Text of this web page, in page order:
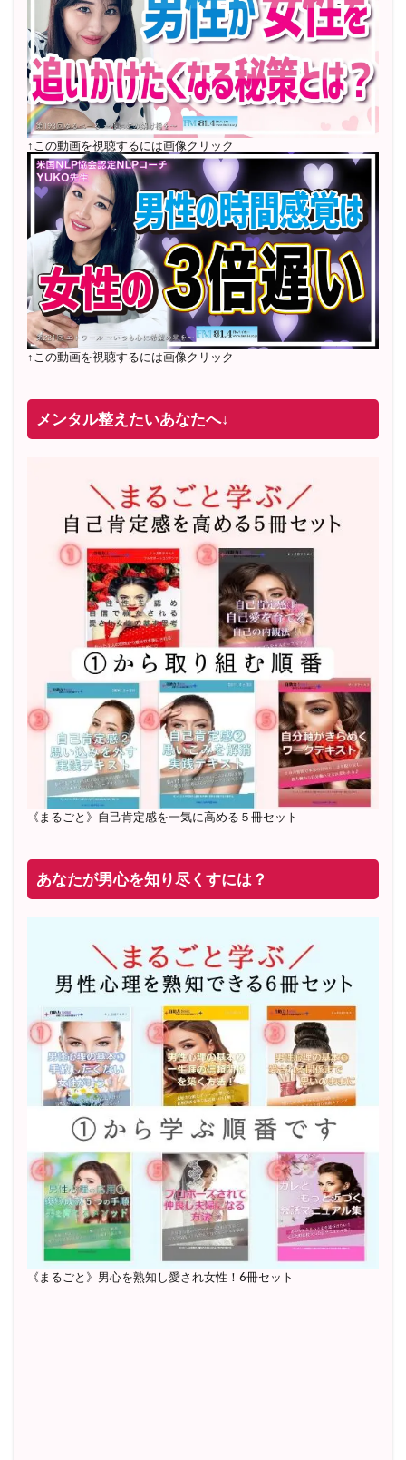
2022年7月〜12月 グループセッション開始 限定10名
様 随時満席
2022年4月 米国NLP協会認定NLPコーチ及び日本NLP能
力開発協会認定NLPコーチ資格取得
2022年2月〜6月 男性心理グループレッスン 20名様
20年8月〜25年3月 少人数制６ヶ月フルサポート 累計
71名 随時満席
2019年6月 恋愛コーチとして活動を開始
↑この動画を視聴するには画像クリック
↑この動画を視聴するには画像クリック
メンタル整えたいあなたへ↓
《まるごと》自己肯定感を一気に高める５冊セット
あなたが男心を知り尽くすには？
《まるごと》男心を熟知し愛され女性！6冊セット